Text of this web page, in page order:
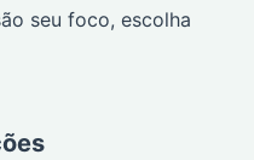
seu foco, escolha